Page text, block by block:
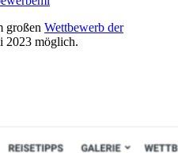
großen Wettbewerb der
2023 möglich.